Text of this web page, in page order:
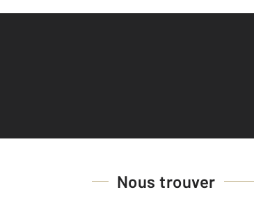
Nous trouver